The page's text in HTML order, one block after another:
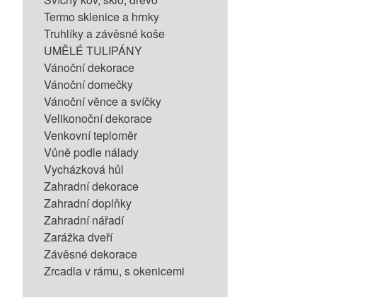
Termo sklenice a hrnky
Truhlíky a závěsné koše
UMĚLÉ TULIPÁNY
Vánoční dekorace
Vánoční domečky
Vánoční věnce a svíčky
Velikonoční dekorace
Venkovní teploměr
Vůně podle nálady
Vycházková hůl
Zahradní dekorace
Zahradní doplňky
Zahradní nářadí
Zarážka dveří
Závěsné dekorace
Zrcadla v rámu, s okenicemi